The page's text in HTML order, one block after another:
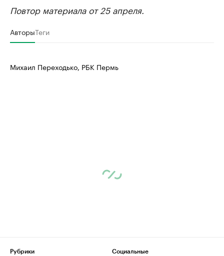
Повтор материала от 25 апреля.
АвторыТеги
Михаил Переходько, РБК Пермь
Рубрики
Социальные